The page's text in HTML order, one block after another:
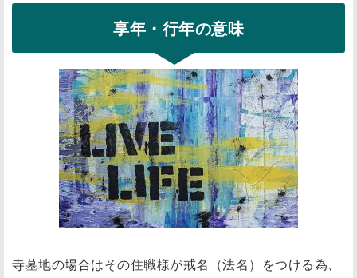
享年・行年の意味
寺墓地の場合はその住職様が戒名（法名）をつける為、